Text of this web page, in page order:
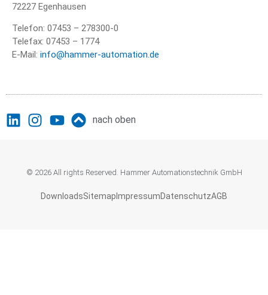
72227 Egenhausen
Telefon: 07453 – 278300-0
Telefax: 07453 – 1774
E-Mail: info@hammer-automation.de
nach oben
© 2026 All rights Reserved. Hammer Automationstechnik GmbH
DownloadsSitemap ImpressumDatenschutzAGB